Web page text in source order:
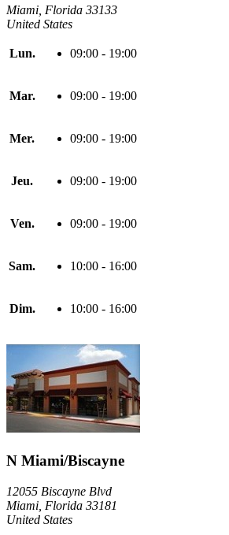
Miami, Florida 33133
United States
Lun. 09:00 - 19:00
Mar. 09:00 - 19:00
Mer. 09:00 - 19:00
Jeu. 09:00 - 19:00
Ven. 09:00 - 19:00
Sam. 10:00 - 16:00
Dim. 10:00 - 16:00
N Miami/Biscayne
12055 Biscayne Blvd
Miami, Florida 33181
United States